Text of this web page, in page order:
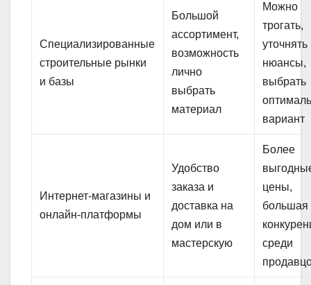
Специализированные
строительные рынки
и базы
Большой
ассортимент,
возможность
лично
выбрать
материал
Можно
трогать,
уточнять
нюансы,
выбрать
вариант
Интернет-магазины и
онлайн-платформы
Удобство
заказа и
доставка на
дом или в
мастерскую
Более
цены,
большая
среди